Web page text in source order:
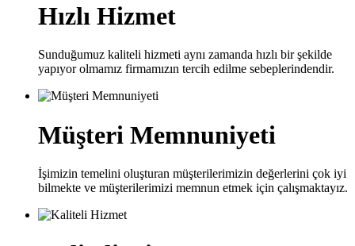
Hızlı Hizmet
Sunduğumuz kaliteli hizmeti aynı zamanda hızlı bir şekilde
yapıyor olmamız firmamızın tercih edilme sebeplerindendir.
Müşteri Memnuniyeti
İşimizin temelini oluşturan müşterilerimizin değerlerini çok iyi
bilmekte ve müşterilerimizi memnun etmek için çalışmaktayız.